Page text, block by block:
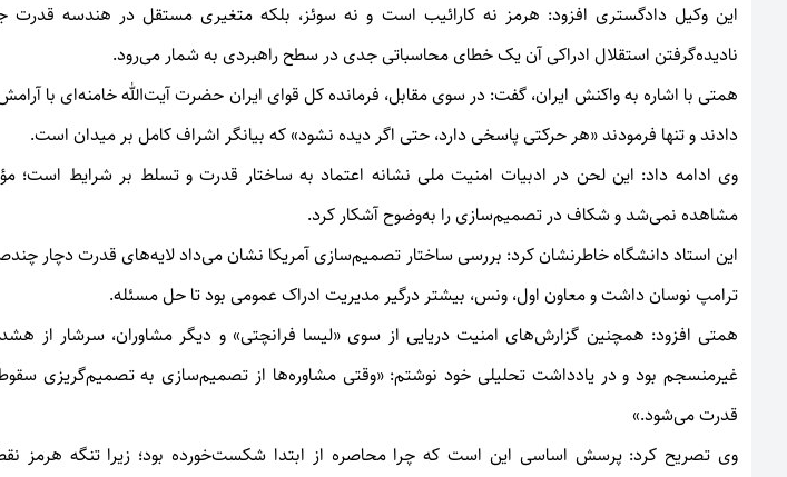
این وکیل دادگستری افزود: هرمز نه کارائیب است و نه سوئز، بلکه متغیری مستقل در هندسه
نادیده‌گرفتن استقلال ادراکی آن یک خطای محاسباتی جدی در سطح راهبردی به شمار می‌رود.
همتی با اشاره به واکنش ایران، گفت: در سوی مقابل، فرمانده کل قوای ایران حضرت آیت‌الله خامنه‌ای با
دادند و تنها فرمودند «هر حرکتی پاسخی دارد، حتی اگر دیده نشود» که بیانگر اشراف کامل بر میدان است.
وی ادامه داد: این لحن در ادبیات امنیت ملی نشانه اعتماد به ساختار قدرت و تسلط بر شرایط است؛
مشاهده نمی‌شد و شکاف در تصمیم‌سازی را به‌وضوح آشکار کرد.
این استاد دانشگاه خاطرنشان کرد: بررسی ساختار تصمیم‌سازی آمریکا نشان می‌داد لایه‌های قدرت دچار
ترامپ نوسان داشت و معاون اول، ونس، بیشتر درگیر مدیریت ادراک عمومی بود تا حل مسئله.
همتی افزود: همچنین گزارش‌های امنیت دریایی از سوی «لیسا فرانچتی» و دیگر مشاوران، سرشار از
غیرمنسجم بود و در یادداشت تحلیلی خود نوشتم: «وقتی مشاوره‌ها از تصمیم‌سازی به تصمیم‌گریزی سقوط
قدرت می‌شود.»
وی تصریح کرد: پرسش اساسی این است که چرا محاصره از ابتدا شکست‌خورده بود؛ زیرا تنگه هرمز